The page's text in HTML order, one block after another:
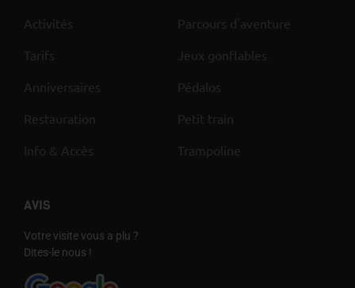
Activités
Tarifs
Anniversaires
Restauration
Info & Accès
Parcours d'aventure
Jeux gonflables
Pédalos
Petit train
Trampoline
AVIS
Votre visite vous a plu ?
Dites-le nous !